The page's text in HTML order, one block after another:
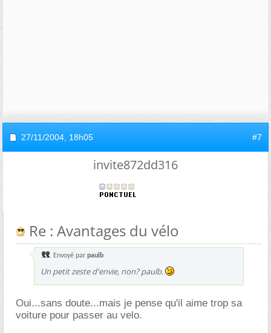
27/11/2004, 18h05 #7
invite872dd316
Re : Avantages du vélo
Envoyé par paulb
Un petit zeste d'envie, non? paulb.
Oui...sans doute...mais je pense qu'il aime trop sa
voiture pour passer au velo.